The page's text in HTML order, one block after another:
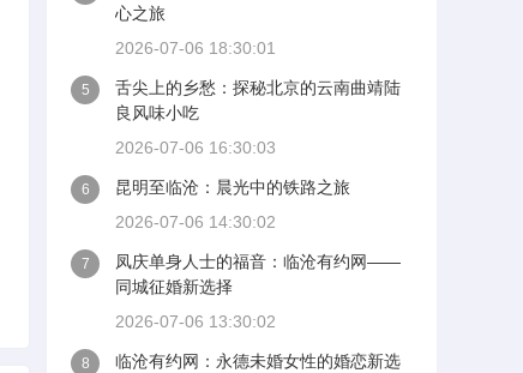
心之旅
2026-07-06 18:30:01
5
舌尖上的乡愁：探秘北京的云南曲靖陆
良风味小吃
2026-07-06 16:30:03
6
昆明至临沧：晨光中的铁路之旅
2026-07-06 14:30:02
7
凤庆单身人士的福音：临沧有约网——
同城征婚新选择
2026-07-06 13:30:02
8
临沧有约网：永德未婚女性的婚恋新选